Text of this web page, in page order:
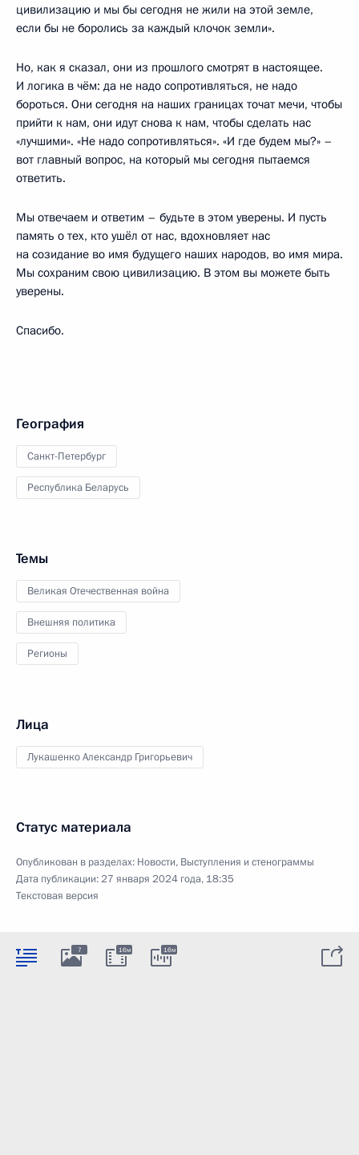
цивилизацию и мы бы сегодня не жили на этой земле,
если бы не боролись за каждый клочок земли».
Но, как я сказал, они из прошлого смотрят в настоящее.
И логика в чём: да не надо сопротивляться, не надо
бороться. Они сегодня на наших границах точат мечи, чтобы
прийти к нам, они идут снова к нам, чтобы сделать нас
«лучшими». «Не надо сопротивляться». «И где будем мы?» –
вот главный вопрос, на который мы сегодня пытаемся
ответить.
Мы отвечаем и ответим – будьте в этом уверены. И пусть
память о тех, кто ушёл от нас, вдохновляет нас
на созидание во имя будущего наших народов, во имя мира.
Мы сохраним свою цивилизацию. В этом вы можете быть
уверены.
Спасибо.
География
Санкт-Петербург
Республика Беларусь
Темы
Великая Отечественная война
Внешняя политика
Регионы
Лица
Лукашенко Александр Григорьевич
Статус материала
Опубликован в разделах: Новости, Выступления и стенограммы
Дата публикации:27 января 2024 года, 18:35
Текстовая версия
7 16м 16м